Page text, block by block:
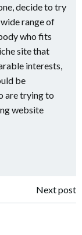
decide to try
range of
who fits
site that
interests,
be
are trying to
website
Next post